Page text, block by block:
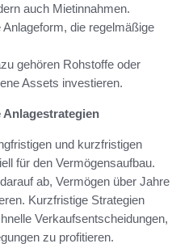
auch Mietinnahmen.
Anlageform, die regelmäßige
gehören Rohstoffe oder
Assets investieren.
und kurzfristigen
für den Vermögensaufbau.
ab, Vermögen über Jahre
Kurzfristige Strategien
Verkaufsentscheidungen,
zu profitieren.